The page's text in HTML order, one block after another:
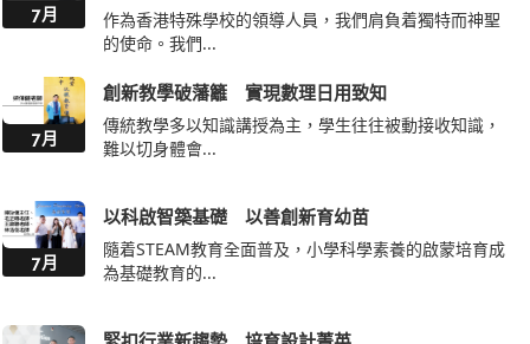
7月
作為香港特殊學校的領導人員，我們肩負着獨特而神聖
的使命。我們...
7月
創新教學破藩籬 實現數理日用致知
傳統教學多以知識講授為主，學生往往被動接收知識，
難以切身體會...
7月
以科啟智築基礎 以善創新育幼苗
隨着STEAM教育全面普及，小學科學素養的啟蒙培育成
為基礎教育的...